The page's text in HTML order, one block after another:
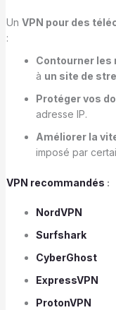
Un VPN pour des
:
Contourner
à un site de
Protéger vos
adresse IP.
Améliorer la
imposé par
VPN recommandés :
NordVPN
Surfshark
CyberGhost
ExpressVPN
ProtonVPN